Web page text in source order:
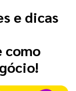
e dicas
como